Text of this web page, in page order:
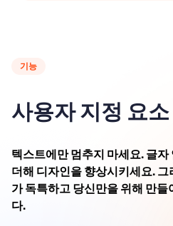
기능
사용자 지정 요
텍스트에만 멈추지 마세요. 글
더해 디자인을 향상시키세요.
가 독특하고 당신만을 위해 만
다.